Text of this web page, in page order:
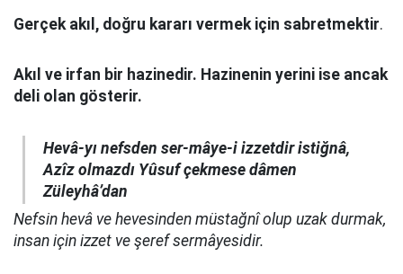
Gerçek akıl, doğru kararı vermek için sabretmektir.
Akıl ve irfan bir hazinedir. Hazinenin yerini ise ancak
deli olan gösterir.
Hevâ-yı nefsden ser-mâye-i izzetdir istiğnâ,
Azîz olmazdı Yûsuf çekmese dâmen
Züleyhâ’dan
Nefsin hevâ ve hevesinden müstağnî olup uzak durmak,
insan için izzet ve şeref sermâyesidir.